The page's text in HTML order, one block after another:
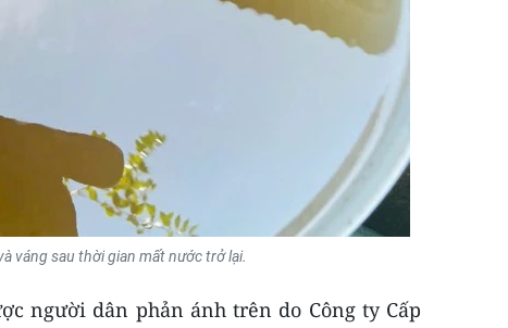
váng sau thời gian mất nước trở lại.
người dân phản ánh trên do Công ty Cấp